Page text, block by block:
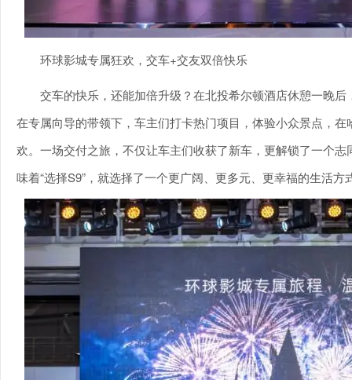
环球影城专属狂欢，交车+交友双倍快乐
交车的快乐，还能加倍升级？在北投希尔顿酒店休憩一晚
在专属向导的带领下，车主们打卡热门项目，体验小众景点，
欢。一场交付之旅，不仅让车主们收获了新车，更解锁了一个志
味着“选择S9”，就选择了一个更广阔、更多元、更幸福的生活方